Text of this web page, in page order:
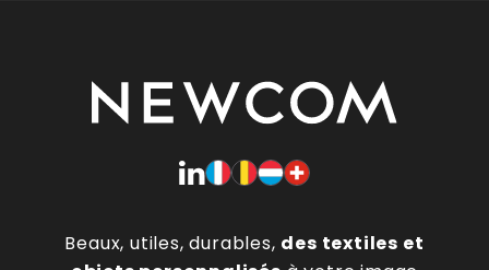
Beaux, utiles, durables, des textiles et